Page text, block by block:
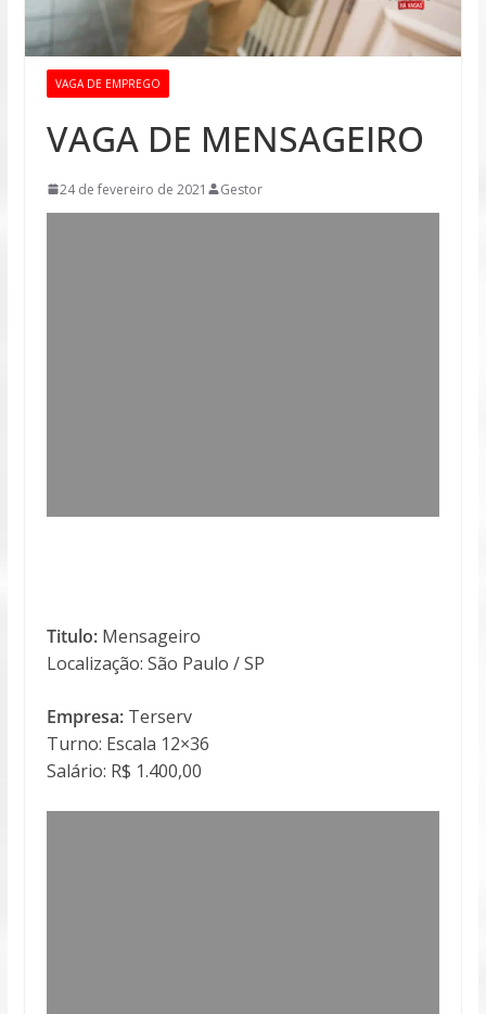
VAGA DE EMPREGO
VAGA DE MENSAGEIRO
24 de fevereiro de 2021 Gestor
Titulo:Mensageiro
Localização: São Paulo / SP
Empresa:Terserv
Turno: Escala 12×36
Salário: R$ 1.400,00